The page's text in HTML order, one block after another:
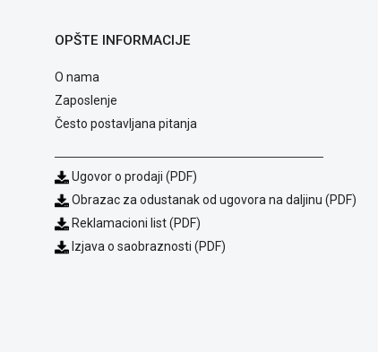
OPŠTE INFORMACIJE
O nama
Zaposlenje
Često postavljana pitanja
Ugovor o prodaji (PDF)
Obrazac za odustanak od ugovora na daljinu (PDF)
Reklamacioni list (PDF)
Izjava o saobraznosti (PDF)